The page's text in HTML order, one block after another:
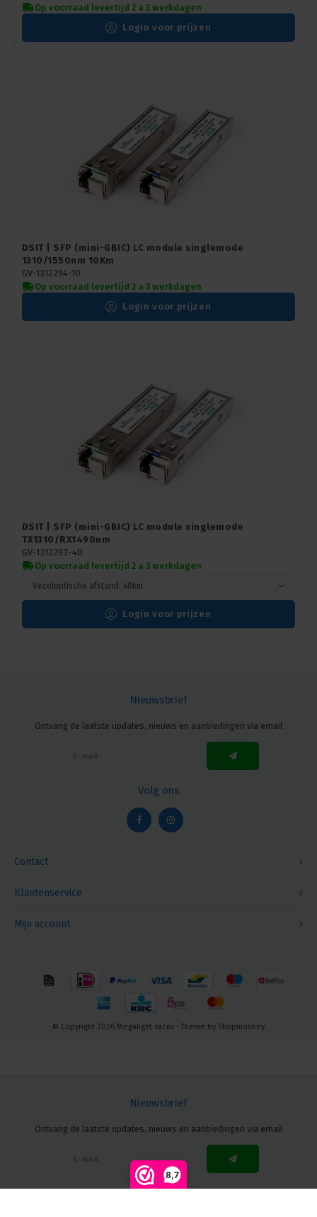
8,7
Op voorraad levertijd 2 a 3 werkdagen
Login voor prijzen
DSIT | SFP (mini-GBIC) LC module singlemode
1310/1550nm 10Km
GV-1312294-10
Op voorraad levertijd 2 a 3 werkdagen
Login voor prijzen
DSIT | SFP (mini-GBIC) LC module singlemode
TX1310/RX1490nm
GV-1312293-40
Op voorraad levertijd 2 a 3 werkdagen
Vezeloptische afstand: 40km
Login voor prijzen
Contact
Nieuwsbrief
Ontvang de laatste updates, nieuws en aanbiedingen via email
Volg ons
Klantenservice
Mijn account
© Copyright 2026 Megalight sa/nv - Theme by Shopmonkey
Nieuwsbrief
Ontvang de laatste updates, nieuws en aanbiedingen via email